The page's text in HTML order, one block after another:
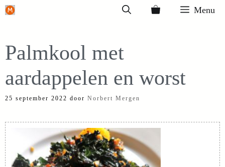
Ga
inhoud
Menu
Palmkool met
aardappelen en worst
25 september 2022 door Norbert Mergen